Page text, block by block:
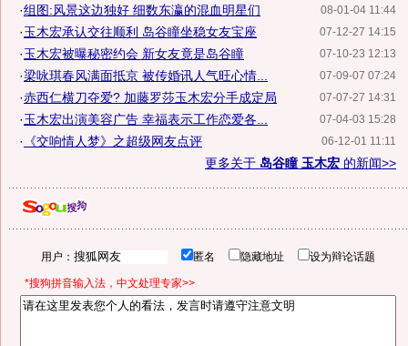
08-01-04 11:44
·组图:风景这边独好 细数东瀛的混血明星们
07-12-27 14:15
·玉木宏承认交往顺利 岛谷瞳坐稳女友宝座
07-10-23 12:13
·玉木宏被曝秘密约会 新女友竟是岛谷瞳
07-09-07 07:24
·梁咏琪春风满面抵京 被传婚讯人气旺心情...
07-07-27 14:31
·赤西仁横刀夺爱? 加藤罗莎玉木宏分手成定局
07-04-03 15:28
·玉木宏出演美容广告 幸福表示工作恋爱各...
06-12-01 11:11
·
《交响情人梦》之超级网友点评
更多关于 岛谷瞳 玉木宏 的新闻>>
用户： 匿名 隐藏地址 设为辩论话题
*搜狗拼音输入法，中文处理专家>>